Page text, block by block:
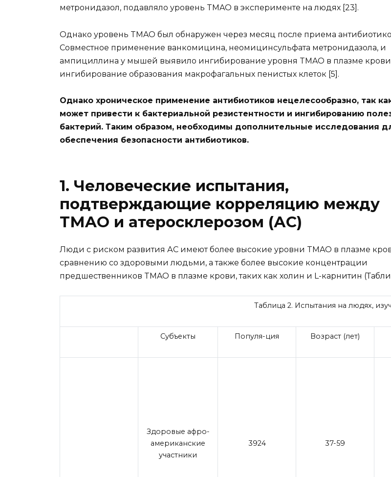
метронидазол, подавляло уровень TMAO в эксперименте на людях [23].
Однако уровень TMAO был обнаружен через месяц после приема
Совместное применение ванкомицина, неомицинсульфата метронидазола, и
ампициллина у мышей выявило ингибирование уровня TMAO в плазме
ингибирование образования макрофагальных пенистых клеток [5].
Однако хроническое применение антибиотиков нецелесообразно, так
может привести к бактериальной резистентности и ингибированию
бактерий. Таким образом, необходимы дополнительные исследования
обеспечения безопасности антибиотиков.
1. Человеческие испытания,
подтверждающие корреляцию между
TMAO и атеросклерозом (АС)
Люди с риском развития АС имеют более высокие уровни TMAO в плазме
сравнению со здоровыми людьми, а также более высокие концентрации
предшественников TMAO в плазме крови, таких как холин и L-карнитин
Таблица 2. Испытания на людях,
Субъекты Популя-ция Возраст (лет)
Здоровые афро-
американские
участники
3924 37-59